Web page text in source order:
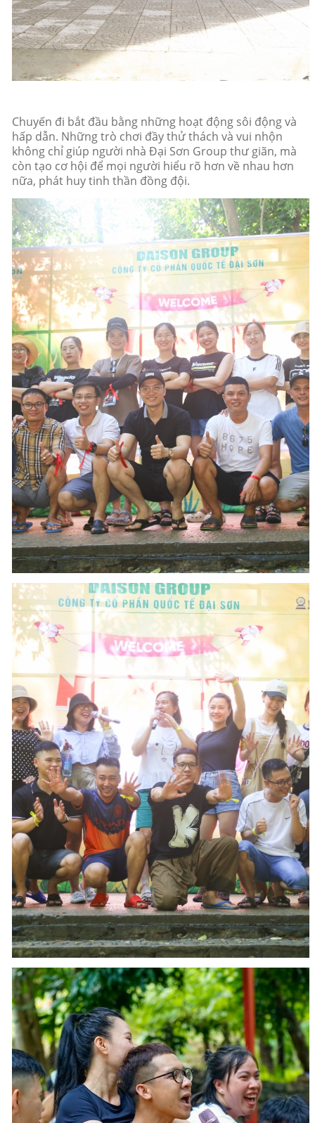
Chuyến đi bắt đầu bằng những hoạt động sôi động và
hấp dẫn. Những trò chơi đầy thử thách và vui nhộn
không chỉ giúp người nhà Đại Sơn Group thư giãn, mà
còn tạo cơ hội để mọi người hiểu rõ hơn về nhau hơn
nữa, phát huy tinh thần đồng đội.